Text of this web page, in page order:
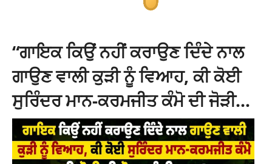
“ਗਾਇਕ ਕਿਉਂ ਨਹੀਂ ਕਰਾਉਣ ਦਿੰਦੇ ਨਾਲ
ਗਾਉਣ ਵਾਲੀ ਕੁੜੀ ਨੂੰ ਵਿਆਹ, ਕੀ ਕੋਈ
ਸੁਰਿੰਦਰ ਮਾਨ-ਕਰਮਜੀਤ ਕੰਮੋ ਦੀ ਜੋੜੀ…